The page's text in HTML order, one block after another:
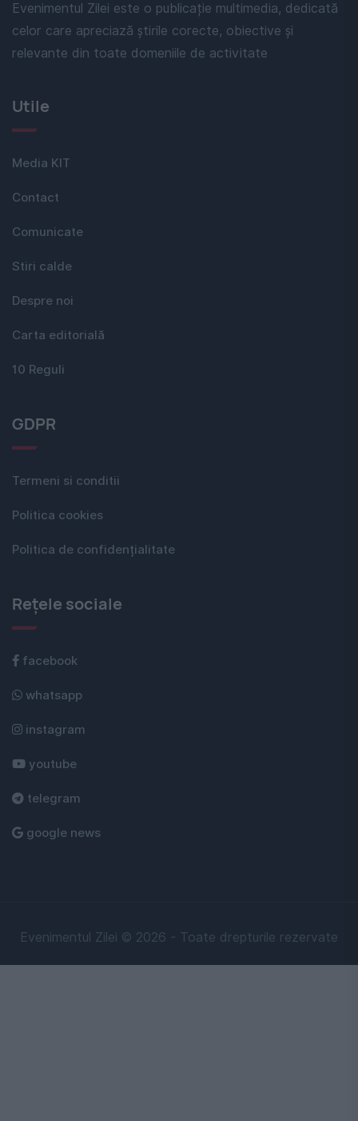
Evenimentul Zilei este o publicație multimedia, dedicată
celor care apreciază știrile corecte, obiective și
relevante din toate domeniile de activitate
Utile
Media KIT
Contact
Comunicate
Stiri calde
Despre noi
Carta editorială
10 Reguli
GDPR
Termeni si conditii
Politica cookies
Politica de confidențialitate
Rețele sociale
facebook
whatsapp
instagram
youtube
telegram
google news
Evenimentul Zilei © 2026 - Toate drepturile rezervate